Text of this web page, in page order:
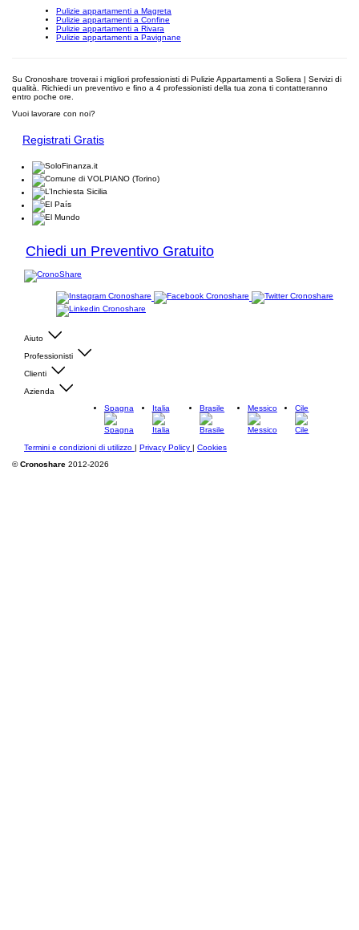
Pulizie appartamenti a Magreta
Pulizie appartamenti a Confine
Pulizie appartamenti a Rivara
Pulizie appartamenti a Pavignane
Su Cronoshare troverai i migliori professionisti di Pulizie Appartamenti a Soliera | Servizi di
qualità. Richiedi un preventivo e fino a 4 professionisti della tua zona ti contatteranno
entro poche ore.
Vuoi lavorare con noi?
Registrati Gratis
Chiedi un Preventivo Gratuito
Aiuto
Professionisti
Clienti
Azienda
Spagna
Italia Brasile Messico Cile
Termini e condizioni di utilizzo | Privacy Policy | Cookies
©Cronoshare 2012-2026